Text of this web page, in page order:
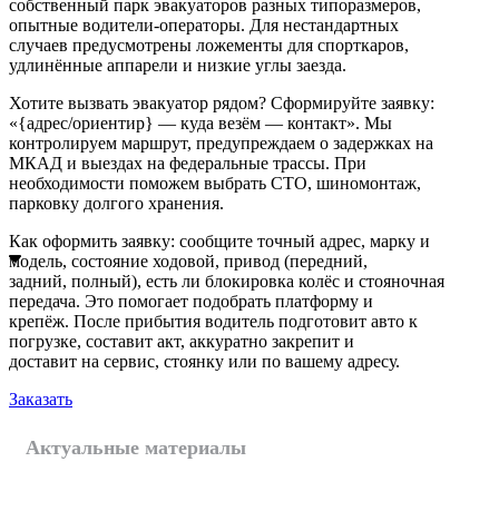
собственный парк эвакуаторов разных типоразмеров,
опытные водители-операторы. Для нестандартных
случаев предусмотрены ложементы для спорткаров,
удлинённые аппарели и низкие углы заезда.
Хотите вызвать эвакуатор рядом? Сформируйте заявку:
«{адрес/ориентир} — куда везём — контакт». Мы
контролируем маршрут, предупреждаем о задержках на
МКАД и выездах на федеральные трассы. При
необходимости поможем выбрать СТО, шиномонтаж,
парковку долгого хранения.
Как оформить заявку: сообщите точный адрес, марку и
модель, состояние ходовой, привод (передний,
задний, полный), есть ли блокировка колёс и стояночная
передача. Это помогает подобрать платформу и
крепёж. После прибытия водитель подготовит авто к
погрузке, составит акт, аккуратно закрепит и
доставит на сервис, стоянку или по вашему адресу.
Заказать
Актуальные материалы